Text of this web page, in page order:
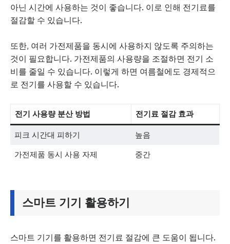
아닌 시간에 사용하는 것이 좋습니다. 이로 인해 전기료를
절감할 수 있습니다.
또한, 여러 가전제품을 동시에 사용하지 않도록 주의하는
것이 필요합니다. 가전제품의 사용량을 조절하면 전기 소
비를 줄일 수 있습니다. 이렇게 하면 여름철에도 경제적으
로 전기를 사용할 수 있습니다.
전기 사용량 분산 방법 전기료 절감 효과
피크 시간대 피하기 높음
가전제품 동시 사용 자제 중간
스마트 기기 활용하기
스마트 기기를 활용하면 전기료 절감에 큰 도움이 됩니다.